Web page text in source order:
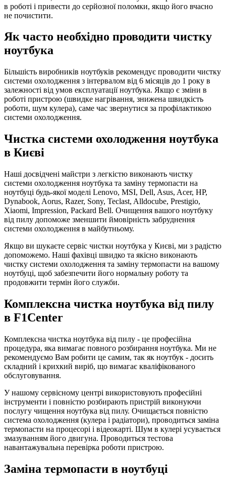
в роботі і привести до серйозної поломки, якщо його вчасно
не почистити.
Як часто необхідно проводити чистку
ноутбука
Більшість виробників ноутбуків рекомендує проводити чистку
системи охолодження з інтервалом від 6 місяців до 1 року в
залежності від умов експлуатації ноутбука. Якщо є зміни в
роботі пристрою (швидке нагрівання, знижена швидкість
роботи, шум кулера), саме час звернутися за профілактикою
системи охолодження.
Чистка системи охолодження ноутбука
в Києві
Наші досвідчені майстри з легкістю виконають чистку
системи охолодження ноутбука та заміну термопасти на
ноутбуці будь-якої моделі Lenovo, MSI, Dell, Asus, Acer, HP,
Dynabook, Aorus, Razer, Sony, Teclast, Alldocube, Prestigio,
Xiaomi, Impression, Packard Bell. Очищення вашого ноутбуку
від пилу допоможе зменшити ймовірність забруднення
системи охолодження в майбутньому.
Якщо ви шукаєте сервіс чистки ноутбука у Києві, ми з радістю
допоможемо. Наші фахівці швидко та якісно виконають
чистку системи охолодження та заміну термопасти на вашому
ноутбуці, щоб забезпечити його нормальну роботу та
продовжити термін його служби.
Комплексна чистка ноутбука від пилу
в F1Center
Комплексна чистка ноутбука від пилу - це професійна
процедура, яка вимагає повного розбирання ноутбука. Ми не
рекомендуємо Вам робити це самим, так як ноутбук - досить
складний і крихкий виріб, що вимагає кваліфікованого
обслуговування.
У нашому сервісному центрі використовують професійні
інструменти і повністю розбирають пристрій виконуючи
послугу чищення ноутбука від пилу. Очищається повністю
система охолодження (кулера і радіатори), проводиться заміна
термопасти на процесорі і відеокарті. Шум в кулері усувається
змазуванням його двигуна. Проводиться тестова
навантажувальна перевірка роботи пристрою.
Заміна термопасти в ноутбуці